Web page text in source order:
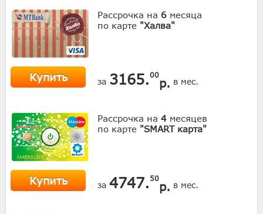
Рассрочка на 6 месяца
по карте "Халва"
Купить за 3165.00
р. в мес.
Рассрочка на 4 месяцев
по карте "SMART карта"
Купить за 4747. 50
р. в мес.